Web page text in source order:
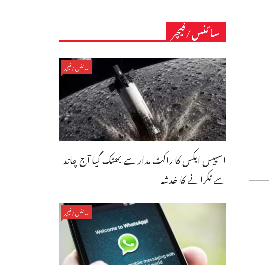
سائنس/فیچر
سائنس/فیچر
اسپیس ایکس کا راکٹ مدار سے بھٹک گیا آج چاند
سے ٹکرانے کا خدشہ
سائنس/فیچر